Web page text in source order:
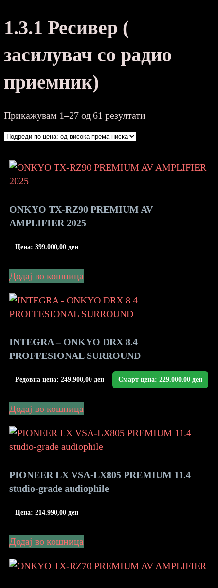
1.3.1 Ресивер (
засилувач со радио
приемник)
Прикажувам 1–27 од 61 резултатиSorted
to
ONKYO TX-RZ90 PREMIUM AV
AMPLIFIER 2025
Цена: 399.000,00 ден
Додај во кошница
INTEGRA – ONKYO DRX 8.4
PROFFESIONAL SURROUND
Редовна цена: 249.900,00 ден Смарт цена: 229.000,00 ден
Додај во кошница
PIONEER LX VSA-LX805 PREMIUM 11.4
studio-grade audiophile
Цена: 214.990,00 ден
Додај во кошница